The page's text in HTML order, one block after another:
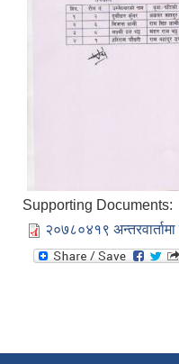
Supporting Documents:
२०७८०४१९